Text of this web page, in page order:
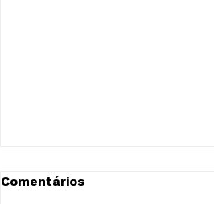
Lançamento do Programa
Vigilância Colaborativa
Comentários